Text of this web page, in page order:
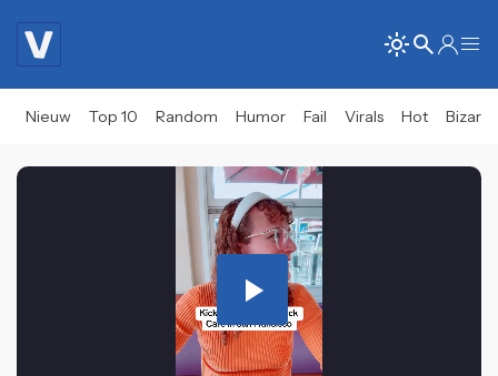
Nieuw Top 10 Random Humor Fail Virals Hot Bizar
Play
Video